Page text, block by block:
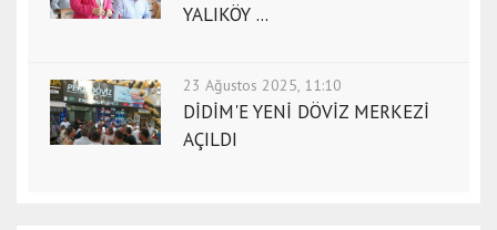
YALIKÖY ...
23 Ağustos 2025, 11:10
DİDİM'E YENİ DÖVİZ MERKEZİ
AÇILDI